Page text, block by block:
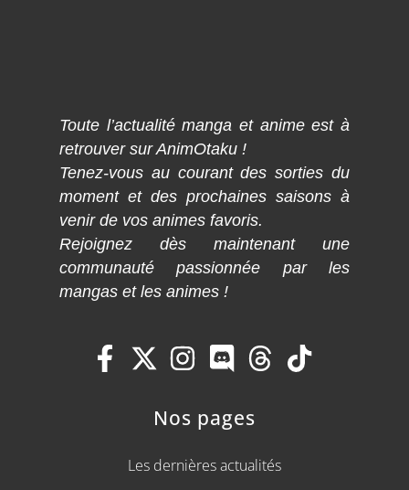
Toute l’actualité manga et anime est à
retrouver sur AnimOtaku !
Tenez-vous au courant des sorties du
moment et des prochaines saisons à
venir de vos animes favoris.
Rejoignez dès maintenant une
communauté passionnée par les
mangas et les animes !
Nos pages
Les dernières actualités